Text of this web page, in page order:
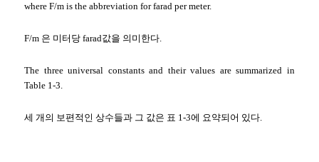
where F/m is the abbreviation for farad per meter.
F/m 은 미터당 farad값을 의미한다.
The three universal constants and their values are summarized in
Table 1-3.
세 개의 보편적인 상수들과 그 값은 표 1-3에 요약되어 있다.